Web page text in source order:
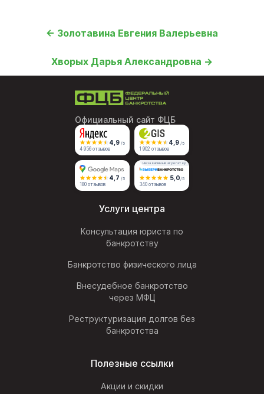
← Золотавина Евгения Валерьевна
Хворых Дарья Александровна →
Официальный сайт ФЦБ
4,9 /5
4 956 отзывов
4,9 /5
1 902 отзывов
4,7 /5
180 отзывов
Независимый агрегатор
5,0/5
340 отзывов
Услуги центра
Консультация юриста по
банкротству
Банкротство физического лица
Внесудебное банкротство
через МФЦ
Реструктуризация долгов без
банкротства
Полезные ссылки
Акции и скидки